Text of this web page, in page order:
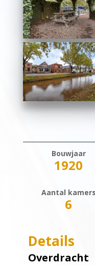
Bouwjaar
1920
Aantal kamers
6
Details
Overdracht